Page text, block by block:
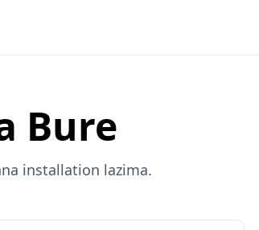
Bure
installation lazima.